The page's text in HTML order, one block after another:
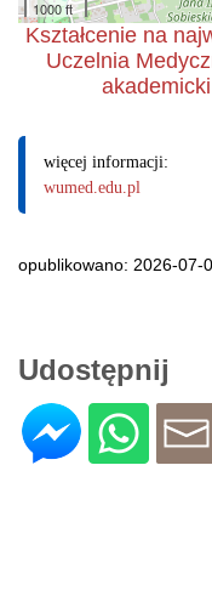
1000 ft
Kształcenie na
Uczelnia
więcej informacji:
wumed.edu.pl
opublikowano: 2026-07-
Udostępnij